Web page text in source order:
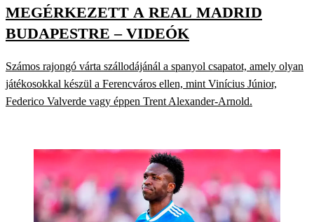
MEGÉRKEZETT A REAL MADRID
BUDAPESTRE – VIDEÓK
Számos rajongó várta szállodájánál a spanyol csapatot, amely olyan
játékosokkal készül a Ferencváros ellen, mint Vinícius Júnior,
Federico Valverde vagy éppen Trent Alexander-Arnold.